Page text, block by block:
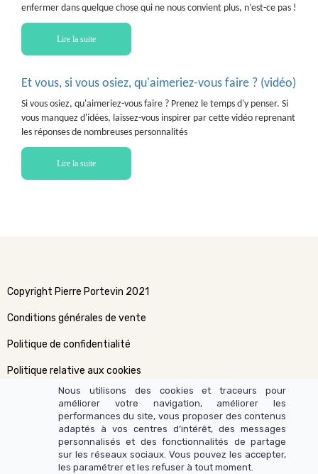
enfermer dans quelque chose qui ne nous convient plus, n’est-ce pas !
Lire la suite
Et vous, si vous osiez, qu'aimeriez-vous faire ? (vidéo)
Si vous osiez, qu'aimeriez-vous faire ? Prenez le temps d'y penser. Si
vous manquez d'idées, laissez-vous inspirer par cette vidéo reprenant
les réponses de nombreuses personnalités
Lire la suite
Copyright Pierre Portevin 2021
Conditions générales de vente
Politique de confidentialité
Politique relative aux cookies
Nous utilisons des cookies et traceurs pour
améliorer votre navigation, améliorer les
performances du site, vous proposer des contenus
adaptés à vos centres d’intérêt, des messages
personnalisés et des fonctionnalités de partage
sur les réseaux sociaux. Vous pouvez les accepter,
les paramétrer et les refuser à tout moment.